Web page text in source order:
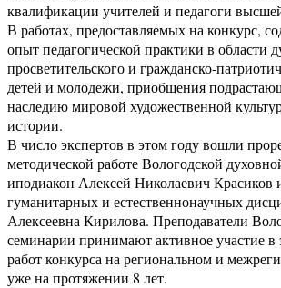
квалификации учителей и педагоги
В работах, предоставляемых на конкурс,
опыт педагогической практики в области
просветительского и гражданско-
детей и молодежи, приобщения
наследию мировой художественной
истории.
В число экспертов в этом году вошли
методической работе Вологодской
иподиакон Алексей Николаевич Красиков
гуманитарных и естественнонаучных
Алексеевна Кирилова. Преподаватели
семинарии принимают активное участие в
работ конкурса на региональном и
уже на протяжении 8 лет.